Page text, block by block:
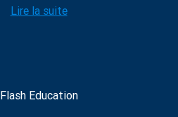
Lire la suite
Flash Education